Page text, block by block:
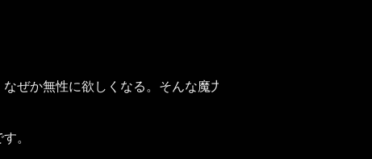
ぜか無性に欲しくなる。そんな魔力を持った着物の一つです。
。